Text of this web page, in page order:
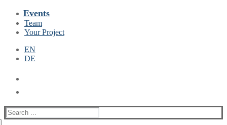
Events
Team
Your Project
EN
DE
Suche
nach: